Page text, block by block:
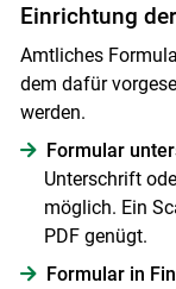
Einrichtung
Amtliches
dem dafür
werden.
Formular
Unterschrift
möglich. Ein
PDF genügt.
Formular in